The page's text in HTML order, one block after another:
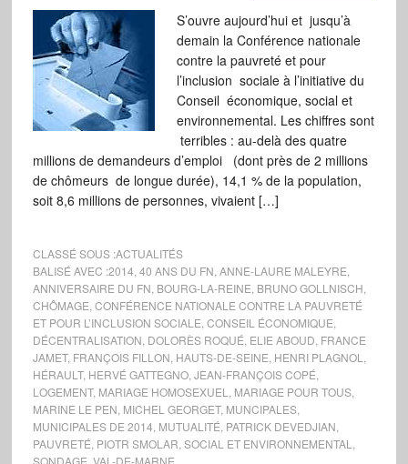
S’ouvre aujourd’hui et jusqu’à
demain la Conférence nationale
contre la pauvreté et pour
l’inclusion sociale à l’initiative du
Conseil économique, social et
environnemental. Les chiffres sont
terribles : au-delà des quatre
millions de demandeurs d’emploi (dont près de 2 millions
de chômeurs de longue durée), 14,1 % de la population,
soit 8,6 millions de personnes, vivaient […]
CLASSÉ SOUS :ACTUALITÉS
BALISÉ AVEC :2014 40 ANS DU FN ANNE-LAURE MALEYRE
ANNIVERSAIRE DU FN BOURG-LA-REINE BRUNO GOLLNISCH
CHÔMAGE CONFÉRENCE NATIONALE CONTRE LA PAUVRETÉ
ET POUR L’INCLUSION SOCIALE CONSEIL ÉCONOMIQUE
DÉCENTRALISATION DOLORÈS ROQUÉ ELIE ABOUD FRANCE
JAMET, FRANÇOIS FILLON HAUTS-DE-SEINE HENRI PLAGNOL
HÉRAULT, HERVÉ GATTEGNO, JEAN-FRANÇOIS COPÉ
LOGEMENT, MARIAGE HOMOSEXUEL MARIAGE POUR TOUS,
MARINE LE PEN MICHEL GEORGET, MUNCIPALES,
MUNICIPALES DE 2014 MUTUALITÉ PATRICK DEVEDJIAN
PAUVRETÉ PIOTR SMOLAR SOCIAL ET ENVIRONNEMENTAL
SONDAGE VAL-DE-MARNE